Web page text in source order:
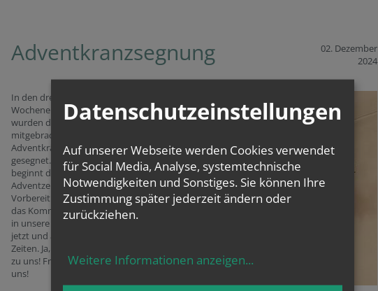
Adventkranzsegnung
02. Dezember
2024
In den drei
Wochenendmessen
wurden die
mitgebrachten
Adventkränze
gesegnet. Damit
beginnt die
Adventzeit, die
Vorbereitungszeit auf
das Kommen Gottes
in unsere Welt, einst,
jetzt und am Ende der
Zeiten. Ja, Gott kommt
zu uns! Freuen wir
uns!
Datenschutzeinstellungen
Auf unserer Webseite werden Cookies verwendet
für Social Media, Analyse, systemtechnische
Notwendigkeiten und Sonstiges. Sie können Ihre
Zustimmung später jederzeit ändern oder
zurückziehen.
Weitere Informationen anzeigen...